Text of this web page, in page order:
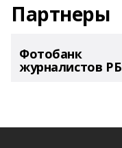
Партнеры
Фотобанк
журналистов РБ